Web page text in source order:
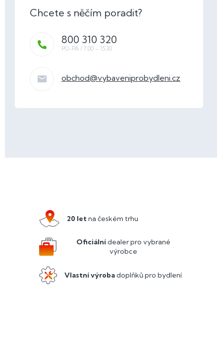
obchod@vybaveniprobydleni.cz
800 310 320
20 letna českém trhu
Oficiálnídealer pro vybrané
výrobce
Vlastní výrobadoplňků pro bydlení